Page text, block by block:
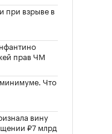
при взрыве в
прав ЧМ
Что
вину
₽7 млрд